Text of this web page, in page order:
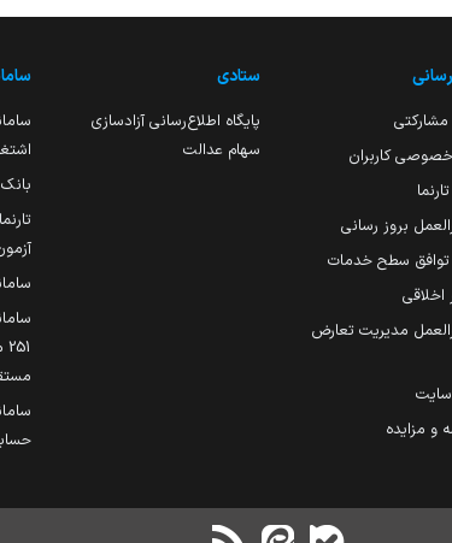
مشارکتی
کاربران
بروز رسانی
توافق سطح خدمات
اخلاقی
مدیریت تعارض
و مزایده
ستادی
پایگاه اطلاع‌رسانی آزادسازی
سهام عدالت